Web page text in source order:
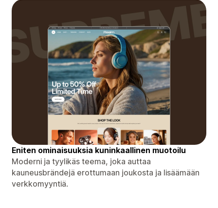
Eniten ominaisuuksia kuninkaallinen muotoilu
Moderni ja tyylikäs teema, joka auttaa
kauneusbrändejä erottumaan joukosta ja lisäämään
verkkomyyntiä.